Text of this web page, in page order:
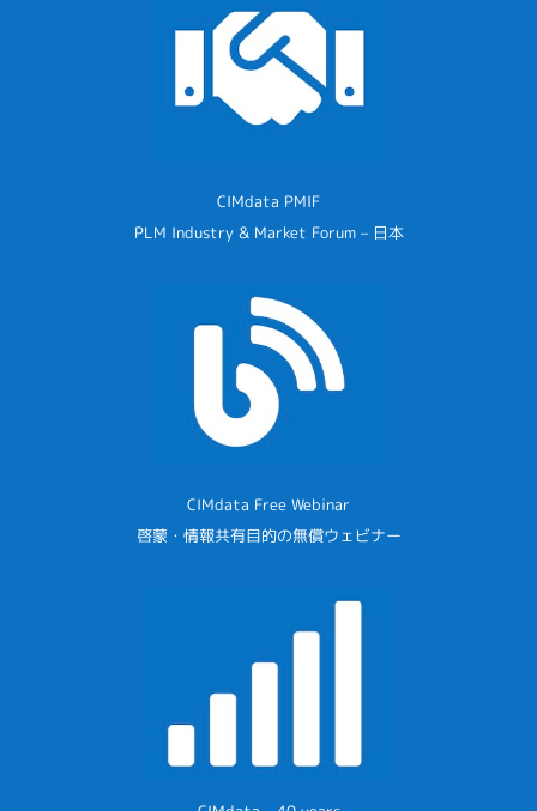
CIMdata PMIF
PLM Industry & Market Forum – 日本
CIMdata Free Webinar
啓蒙・情報共有目的の無償ウェビナー